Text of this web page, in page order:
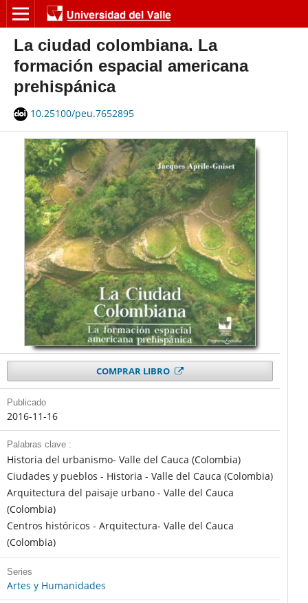
La ciudad colombiana. La
formación espacial americana
prehispánica
10.25100/peu.7652895
COMPRAR LIBRO
Publicado
2016-11-16
Palabras clave :
Historia del urbanismo- Valle del Cauca (Colombia)
Ciudades y pueblos - Historia - Valle del Cauca (Colombia)
Arquitectura del paisaje urbano - Valle del Cauca
(Colombia)
Centros históricos - Arquitectura- Valle del Cauca
(Colombia)
Series
Artes y Humanidades